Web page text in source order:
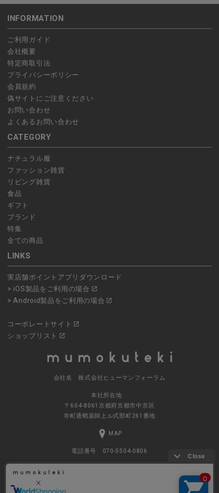
します。
予約商品など一部キャンセルが出来ない場合がございます。あら
かじめご了承ください。
こちら よりご依頼ください。
INFORMATION
ご利用ガイド
会社概要
特定商取引法
プライバシーポリシー
会員規約
偽サイトにご注意ください
お問い合わせ
よくあるお問い合わせ
CATEGORY
ナチュラル服
ファッション雑貨
リビング雑貨
食品
ギフト
ブランド
特集
全ての商品
LINKS
実店舗ポイントアプリダウンロード
> iOS製品をご利用の場合
> Android製品をご利用の場合
コーポレートサイト
ショップリスト
会社名 株式会社ヒューマンフォーラム
本社所在地
〒604-8061京都府京都市中京区
寺町通蛸薬師上ル式部町261番地
MAP
電話番号 070-5504-0806
営業時間 11:00～17:30（土日休業）